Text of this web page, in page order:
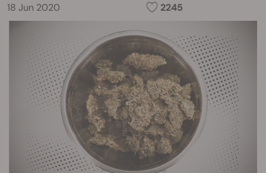
18 Jun 2020 2245